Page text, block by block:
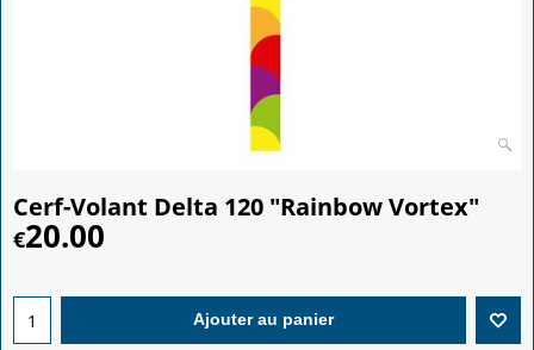
Cerf-Volant Delta 120 "Rainbow Vortex"
€20.00
Ajouter au panier